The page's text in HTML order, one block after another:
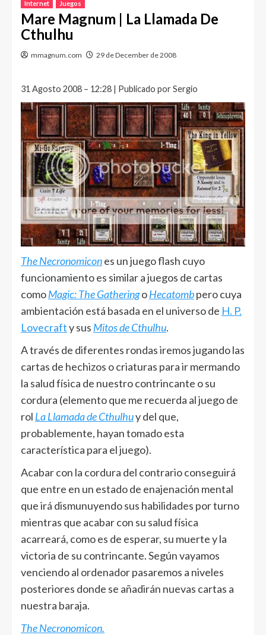
Internet Juegos
Mare Magnum | La Llamada De
Cthulhu
mmagnum.com 29 de December de 2008
31 Agosto 2008 – 12:28 | Publicado por Sergio
The Necronomicones un juego flash cuyo
funcionamiento es similar a juegos de cartas
comoMagic: The GatheringoHecatombpero cuya
ambientación está basada en el universo de H. P.
Lovecrafty sus Mitos de Cthulhu.
A través de diferentes rondas iremos jugando las
cartas de hechizos o criaturas para ir mermando
la salud física de nuestro contrincante o su
cordura (elemento que me recuerda al juego de
rol La Llamada de Cthulhuy del que,
probablemente, hayan tomado esta
característica para el juego).
Acabar con la cordura del contrario conseguirá
que entre en un estado de enajenación mental
que irá dismunuyendo sus habilidades por turno
mientras que acabar con su salud física
acarreará, como es de esperar, su muerte y la
victoria de su contrincante. Según vayamos
venciendo al ordenador pasaremos a niveles
posteriores donde se añadirán nuevas cartas a
nuestra baraja.
The Necronomicon.